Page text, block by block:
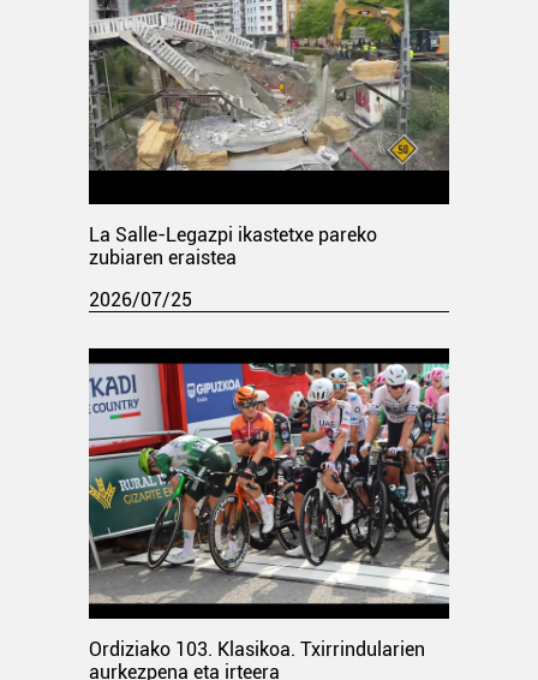
La Salle-Legazpi ikastetxe pareko
zubiaren eraistea
2026/07/25
Ordiziako 103. Klasikoa. Txirrindularien
aurkezpena eta irteera